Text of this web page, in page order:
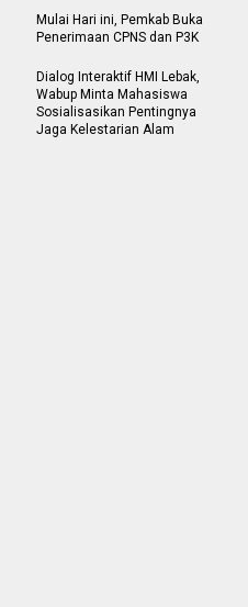
Mulai Hari ini, Pemkab Buka
Penerimaan CPNS dan P3K
Dialog Interaktif HMI Lebak,
Wabup Minta Mahasiswa
Sosialisasikan Pentingnya
Jaga Kelestarian Alam